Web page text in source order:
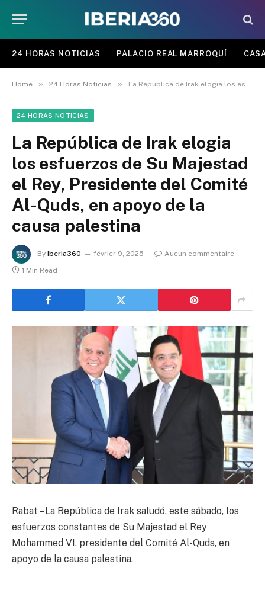
24 HORAS NOTICIAS PALACIO REAL MARROQUÍ
Home » 24 Horas Noticias » La República de Irak elogia los esfuerzos de Su Majestad el Rey, Presidente del Comité Al-Quds, en apoyo de la causa palestina
24 HORAS NOTICIAS
La República de Irak elogia
los esfuerzos de Su Majestad
el Rey, Presidente del Comité
Al-Quds, en apoyo de la
causa palestina
By Iberia360 février 9, 2025
Aucun commentaire
1 Min Read
Rabat – La República de Irak saludó, este sábado, los
esfuerzos constantes de Su Majestad el Rey
Mohammed VI, presidente del Comité Al-Quds, en
apoyo de la causa palestina.